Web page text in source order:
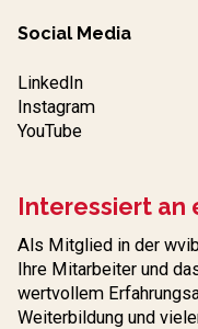
Social Media
LinkedIn
Instagram
YouTube
Interessiert
Als Mitglied in der
Ihre Mitarbeiter und
wertvollem
Weiterbildung und